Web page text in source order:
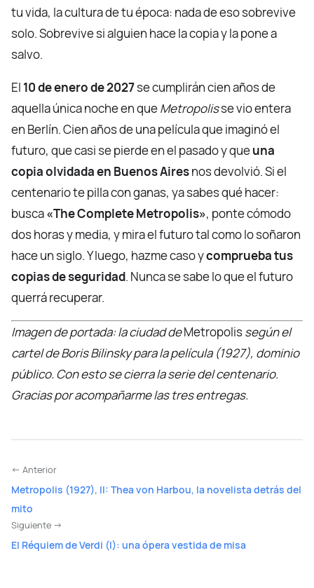
tu vida, la cultura de tu época: nada de eso sobrevive
solo. Sobrevive si alguien hace la copia y la pone a
salvo.
El 10 de enero de 2027se cumplirán cien años de
aquella única noche en queMetropolisse vio entera
en Berlín. Cien años de una película que imaginó el
futuro, que casi se pierde en el pasado y queuna
copia olvidada en Buenos Airesnos devolvió. Si el
centenario te pilla con ganas, ya sabes qué hacer:
busca«The Complete Metropolis», ponte cómodo
dos horas y media, y mira el futuro tal como lo soñaron
hace un siglo. Y luego, hazme caso ycomprueba tus
copias de seguridad. Nunca se sabe lo que el futuro
querrá recuperar.
Imagen de portada: la ciudad deMetropolissegún el
cartel de Boris Bilinsky para la película (1927), dominio
público. Con esto se cierra la serie del centenario.
Gracias por acompañarme las tres entregas.
← Anterior
Metropolis (1927), II: Thea von Harbou, la novelista detrás del
mito
Siguiente →
El Réquiem de Verdi (I): una ópera vestida de misa